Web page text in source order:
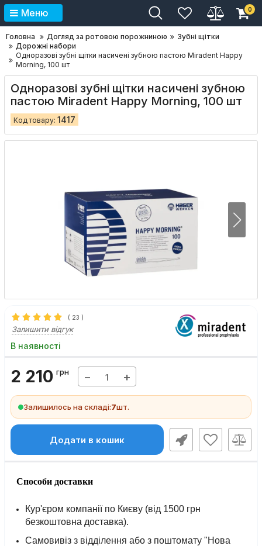
Меню 0
Головна Догляд за ротовою порожниною
Зубні щітки
Дорожні набори
Одноразові зубні щітки насичені зубною пастою Miradent Happy
Morning, 100 шт
Одноразові зубні щітки насичені зубною
пастою Miradent Happy Morning, 100 шт
Код товару: 1417
( 23 )
Залишити відгук
В наявності
2 210 грн − +
Залишилось на складі:7шт.
Додати в кошик
Способи доставки
Кур'єром компанії по Києву (від 1500 грн
безкоштовна доставка).
Самовивіз з відділення або з поштомату "Нова